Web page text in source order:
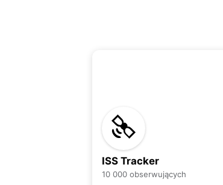
ISS Tracker
10 000 obserwujących